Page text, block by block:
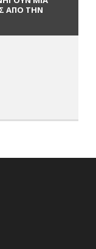
ΑΠΟ ΤΗΝ